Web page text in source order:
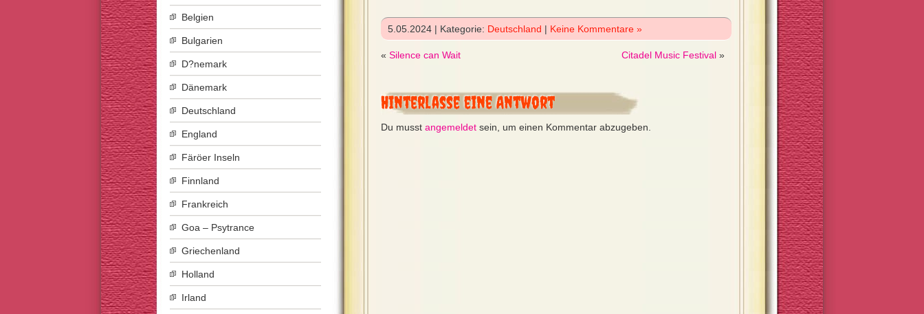
5.05.2024 | Kategorie: Deutschland | Keine Kommentare »
« Silence can Wait Citadel Music Festival »
Hinterlasse eine Antwort
Du musst angemeldet sein, um einen Kommentar abzugeben.
Belgien
Bulgarien
D?nemark
Dänemark
Deutschland
England
Färöer Inseln
Finnland
Frankreich
Goa – Psytrance
Griechenland
Holland
Irland